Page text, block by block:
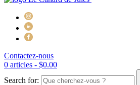
Contactez-nous
0 articles - $0.00
Search for: